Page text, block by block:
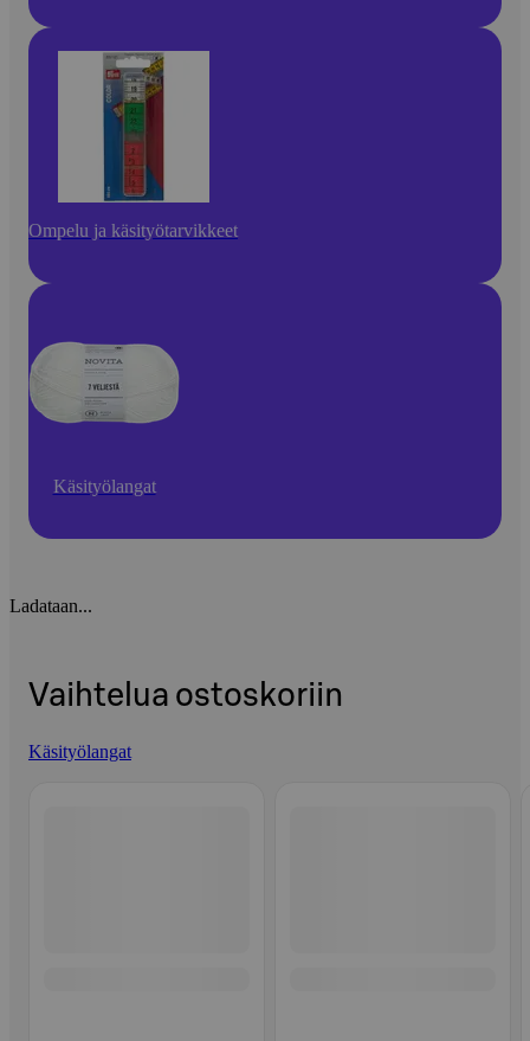
Ompelu ja käsityötarvikkeet
Käsityölangat
Ladataan...
Vaihtelua ostoskoriin
Käsityölangat